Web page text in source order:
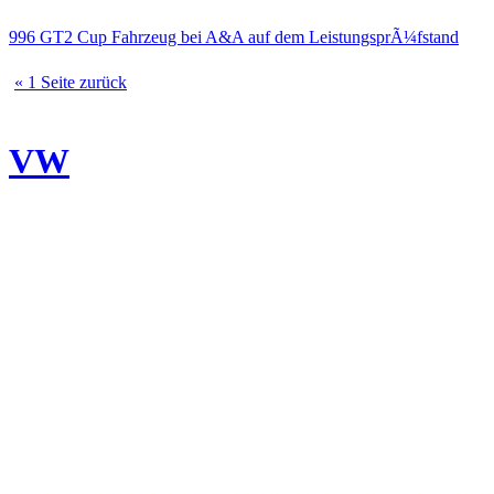
996 GT2 Cup Fahrzeug bei A&A auf dem LeistungsprÃ¼fstand
« 1 Seite zurück
VW